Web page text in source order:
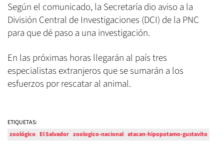
Según el comunicado, la Secretaría dio aviso a la
División Central de Investigaciones (DCI) de la PNC
para que dé paso a una investigación.
En las próximas horas llegarán al país tres
especialistas extranjeros que se sumarán a los
esfuerzos por rescatar al animal.
ETIQUETAS:
zoológico El Salvador zoologico-nacional atacan-hipopotamo-gustavito